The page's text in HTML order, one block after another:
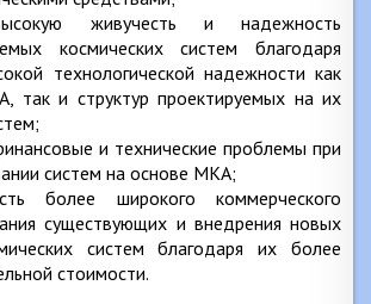
живучесть и надежность
космических систем благодаря
технологической надежности как
так и структур проектируемых на их
и технические проблемы при
систем на основе МКА;
более широкого коммерческого
существующих и внедрения новых
систем благодаря их более
стоимости.